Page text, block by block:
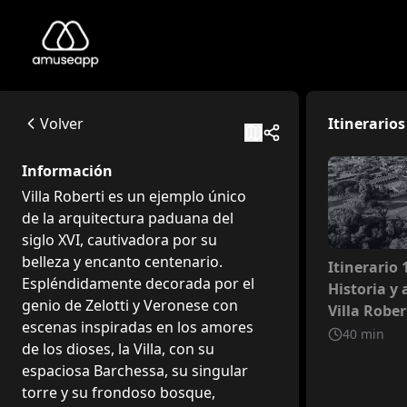
Villa Roberti
Villa Roberti es un ejemplo único de la arquitectura
Available itineraries
Este itinerario nos lleva a descubrir Villa Roberti en
Volver
Información
Villa Roberti es un ejemplo único
de la arquitectura paduana del
siglo XVI, cautivadora por su
belleza y encanto centenario.
Espléndidamente decorada por el
genio de Zelotti y Veronese con
escenas inspiradas en los amores
de los dioses, la Villa, con su
espaciosa Barchessa, su singular
torre y su frondoso bosque,
Itinerarios
No incluido
Itinerario
Historia y
Villa
40 min